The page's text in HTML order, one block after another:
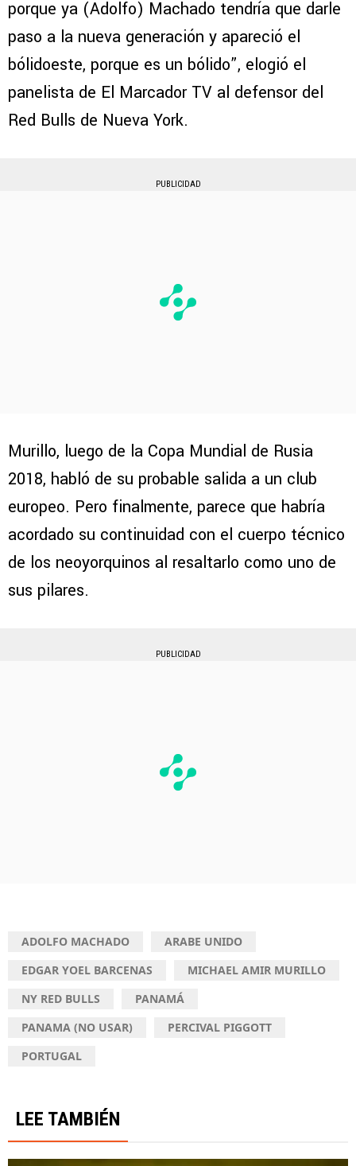
porque ya (Adolfo) Machado tendría que darle
paso a la nueva generación y apareció el
bólidoeste, porque es un bólido”, elogió el
panelista de El Marcador TV al defensor del
Red Bulls de Nueva York.
PUBLICIDAD
Murillo, luego de la Copa Mundial de Rusia
2018, habló de su probable salida a un club
europeo. Pero finalmente, parece que habría
acordado su continuidad con el cuerpo técnico
de los neoyorquinos al resaltarlo como uno de
sus pilares.
PUBLICIDAD
ADOLFO MACHADO
ARABE UNIDO
EDGAR YOEL BARCENAS
MICHAEL AMIR MURILLO
NY RED BULLS
PANAMÁ
PANAMA (NO USAR)
PERCIVAL PIGGOTT
PORTUGAL
LEE TAMBIÉN